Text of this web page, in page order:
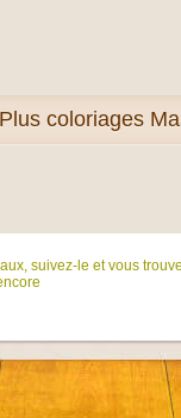
Plus coloriages
suivez-le et vous